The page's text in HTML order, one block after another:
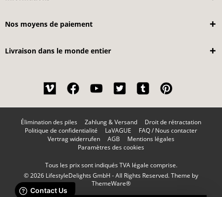
Nos moyens de paiement
Livraison dans le monde entier
Élimination des piles Zahlung & Versand
Droit de rétractation
Politique de confidentialité
LaVAGUE
FAQ / Nous contacter
Vertrag widerrufen
AGB
Mentions légales
Paramètres des cookies
Tous les prix sont indiqués TVA légale comprise.
© 2026 LifestyleDelights GmbH - All Rights Reserved. Theme by
ThemeWare®